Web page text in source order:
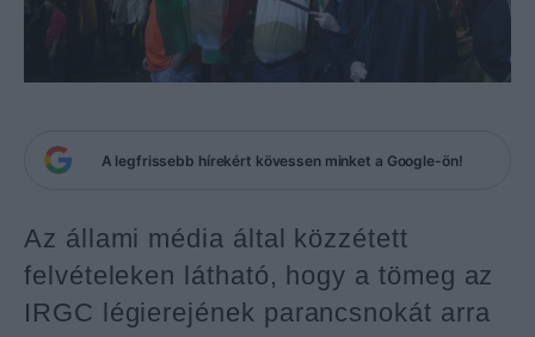
A legfrissebb hírekért kövessen minket a Google-ön!
Az állami média által közzétett
felvételeken látható, hogy a tömeg az
IRGC légierejének parancsnokát arra